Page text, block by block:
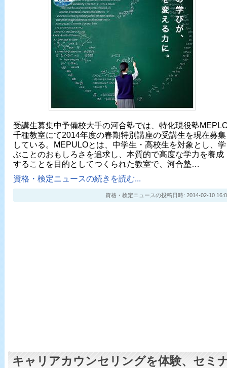
受講生募集中予備校大手の河合塾では、特化現役塾
千種教室にて2014年度の春期特別講座の受講生を現在募集
している。MEPULOとは、中学生・高校生を対象とし、学
ぶことのおもしろさを追求し、本質的で高度な学力を養成
することを目的としてつくられた教室で、河合塾…
資格・検定ニュースの続きを読む...
資格・検定ニュースの投稿日時: 2014-02-10
キャリアカウンセリングを体験、セミ